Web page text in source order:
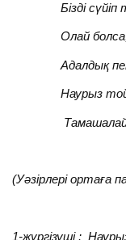
Бізді сүйіп
Олай болса, Әз
Адалдық пен
Наурыз тойын
Тамашалайық
(Уәзірлері
1-жүргізуші :